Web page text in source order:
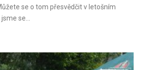
se o tom přesvědčit v letošním
se…